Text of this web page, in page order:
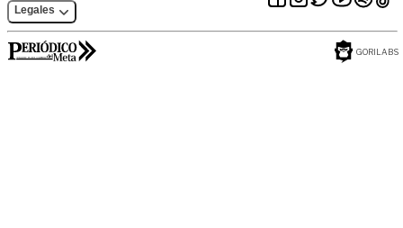
Legales
GORILABS